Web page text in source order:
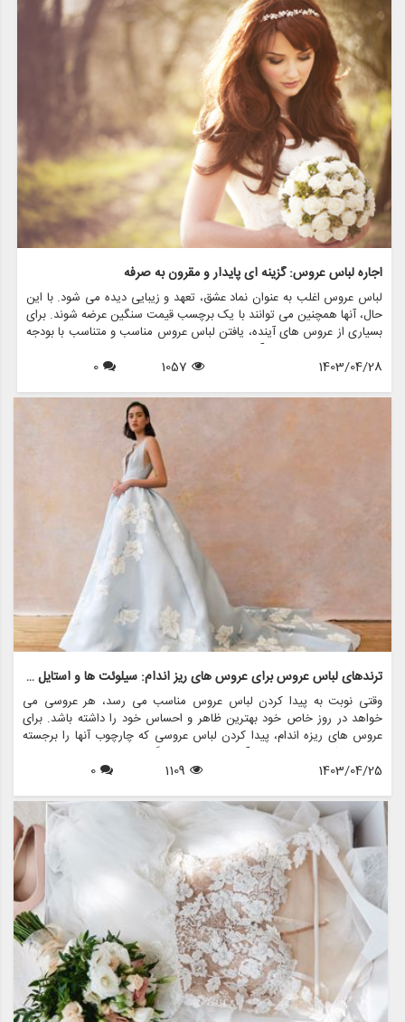
ایجاد تجربه لذت بخش و بدون استرس، مورد بحث قرار می دهیم.
اجاره لباس عروس: گزینه ای پایدار و مقرون به صرفه
لباس عروس اغلب به عنوان نماد عشق، تعهد و زیبایی دیده می شود. با این
حال، آنها همچنین می توانند با یک برچسب قیمت سنگین عرضه شوند. برای
بسیاری از عروس های آینده، یافتن لباس عروس مناسب و متناسب با بودجه
شان می تواند کار دلهره آوری باشد. اینجاست که لباس های عروسی دست
دوم وارد عمل می شوند و گزینه ای بادوام و مقرون به صرفه را برای کسانی
1403/04/28
1057
0
ترندهای لباس عروس برای عروس های ریز اندام: سیلوئت ها و استایل های جذاب
وقتی نوبت به پیدا کردن لباس عروس مناسب می رسد، هر عروسی می
خواهد در روز خاص خود بهترین ظاهر و احساس خود را داشته باشد. برای
عروس های ریزه اندام، پیدا کردن لباس عروسی که چارچوب آنها را برجسته
کند و سبک منحصر به فرد آنها را به نمایش بگذارد، می تواند کمی چالش
برانگیز باشد. با این حال، با دانش و راهنمایی صحیح، عروس های ریزه اندام
خود احساس یک شاهزاده خانم را به آنها بدهد.
1403/04/25
1109
0